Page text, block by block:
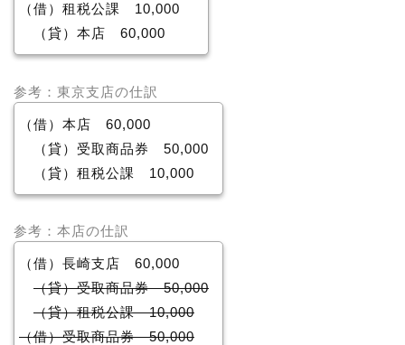
（借）租税公課 10,000
（貸）本店 60,000
参考：東京支店の仕訳
（借）本店 60,000
（貸）受取商品券 50,000
（貸）租税公課 10,000
参考：本店の仕訳
（借）長崎支店 60,000
（貸）受取商品券 50,000
（貸）租税公課 10,000
（借）受取商品券 50,000